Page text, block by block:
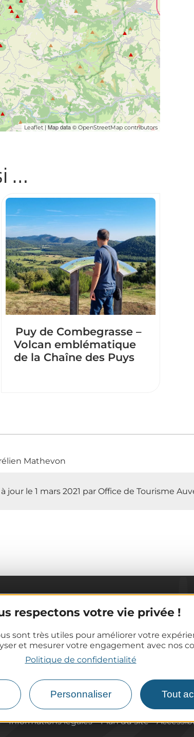
respectons votre vie privée !
sont très utiles pour améliorer votre
et mesurer votre engagement avec nos
Politique de confidentialité
Personnaliser Tout
Leaflet| Map data © OpenStreetMap contributors
…
Puy de Combegrasse –
Volcan emblématique
de la Chaîne des Puys
Mathevon
jour le 1 mars 2021 par Office de Tourisme
Informations pratiques
Comment venir ?
Destination accessible
Informations légales Plan du site